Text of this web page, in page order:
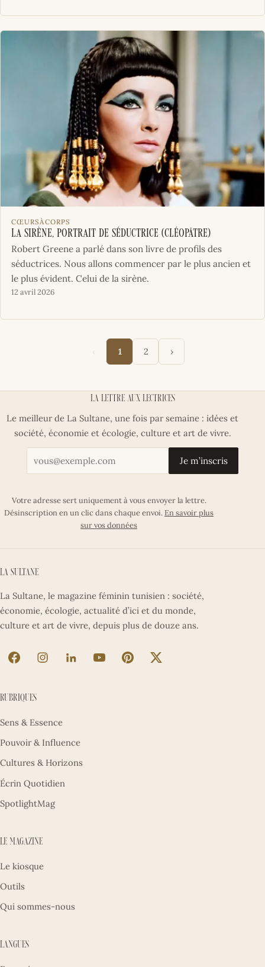
CŒURSÀCORPS
La Sirène, portrait de séductrice (Cléopâtre)
Robert Greene a parlé dans son livre de profils des
séductrices. Nous allons commencer par le plus ancien et
le plus évident. Celui de la sirène.
12 avril 2026
‹ 1 2 ›
La lettre aux lectrices
Le meilleur de La Sultane, une fois par semaine : idées et
société, économie et écologie, culture et art de vivre.
Votre adresse email
Je m’inscris
Votre adresse sert uniquement à vous envoyer la lettre.
Désinscription en un clic dans chaque envoi.En savoir plus
sur vos données
La Sultane
La Sultane, le magazine féminin tunisien : société,
économie, écologie, actualité d’ici et du monde,
culture et art de vivre, depuis plus de douze ans.
La Sultane sur Facebook (nouvel onglet)
La Sultane sur Instagram (nouvel onglet)
La Sultane sur LinkedIn (nouvel onglet)
La Sultane sur YouTube (nouvel
La Sultane sur Pinterest
La Sultane sur X
Rubriques
Sens & Essence
Pouvoir & Influence
Cultures & Horizons
Écrin Quotidien
SpotlightMag
Le magazine
Le kiosque
Outils
Qui sommes-nous
Langues